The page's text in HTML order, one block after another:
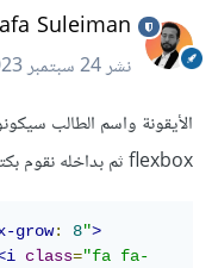
Suleiman
نشر24 سبتمبر 2023
الأيقونة واسم الطالب
flexbox ثم بداخله نقوم بكتابة ما نريد وأيضًا وضع الأيقونة كالتالي:
grow: 8">
class="fa fa-